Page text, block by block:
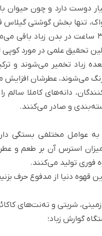
دوست دارد و چون حیوان
تنها بخش گوشتی
می‌شوند. این دانه‌ها گاه حدود ۲۴ تا ۳۶
علمی در مورد کوپی
زباد تخمیر می‌شوند و
می‌شوند، عطرشان افزایش
دانه‌های کاملا
و صادر می‌کنند.
مختلفی بستگی
استرس آن بر طعم و عطر
تولید می‌کنند.
قهوه دنیا از مدفوع حرف
شربتی و ته‌نت‌های
گوارش زباد؛